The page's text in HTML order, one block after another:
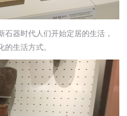
石器时代人们开始定居的生活，
生活方式。